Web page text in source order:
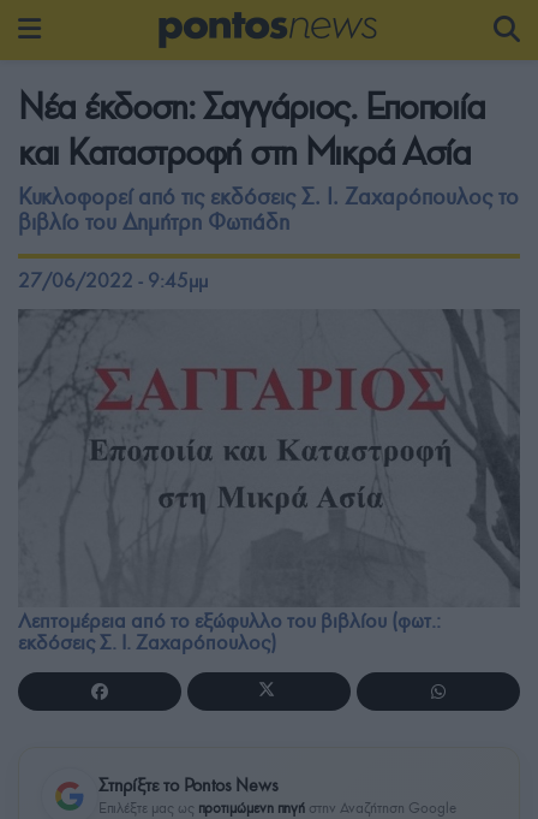
Νέα έκδοση: Σαγγάριος. Εποποιία
και Καταστροφή στη Μικρά Ασία
Κυκλοφορεί από τις εκδόσεις Σ. Ι. Ζαχαρόπουλος το
βιβλίο του Δημήτρη Φωτιάδη
27/06/2022 - 9:45μμ
Λεπτομέρεια από το εξώφυλλο του βιβλίου (φωτ.:
εκδόσεις Σ. Ι. Ζαχαρόπουλος)
Στηρίξτε το Pontos News
Επιλέξτε μας ως προτιμώμενη πηγή στην Αναζήτηση Google